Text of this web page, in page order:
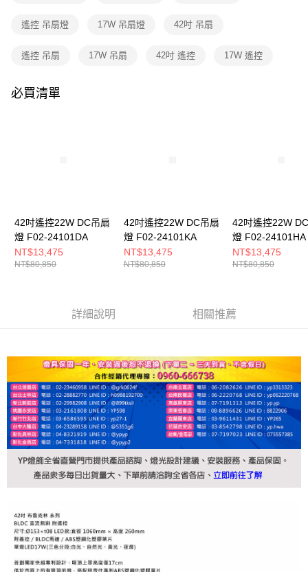
易，需依本服務之必要範圍內提供個人資料，並將交易相關給付款項請求債
https://aftee.tw/terms/#terms3
遙控 吊扇燈 17W 吊扇燈 42吋 吊扇
遙控 吊扇 17W 吊扇 42吋 遙控 17W 遙控
必買清單
42吋遙控22W DC吊扇
燈 F02-24101DA
NT$13,475
NT$80,850
42吋遙控22W DC吊扇
燈 F02-24101KA
NT$13,475
NT$80,850
42吋遙控22W
燈 F02-24101HA
NT$13,475
NT$80,850
詳細說明 相關推薦